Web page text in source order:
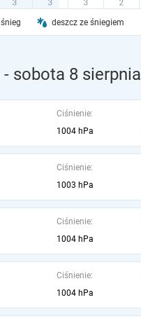
śnieg deszcz ze śniegiem
- sobota 8 sierpnia
Ciśnienie:
1004 hPa
Ciśnienie:
1003 hPa
Ciśnienie:
1004 hPa
Ciśnienie:
1004 hPa